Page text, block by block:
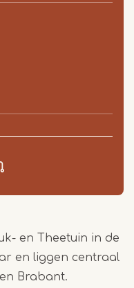
en Theetuin in de
en liggen centraal
Brabant.